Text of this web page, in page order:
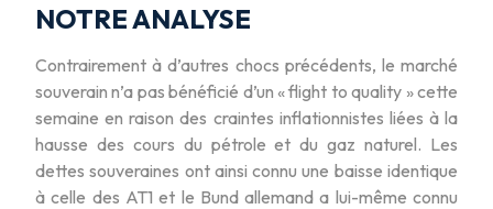
NOTRE ANALYSE
Contrairement à d’autres chocs précédents, le marché
souverain n’a pas bénéficié d’un « flight to quality » cette
semaine en raison des craintes inflationnistes liées à la
hausse des cours du pétrole et du gaz naturel. Les
dettes souveraines ont ainsi connu une baisse identique
à celle des AT1 et le Bund allemand a lui-même connu